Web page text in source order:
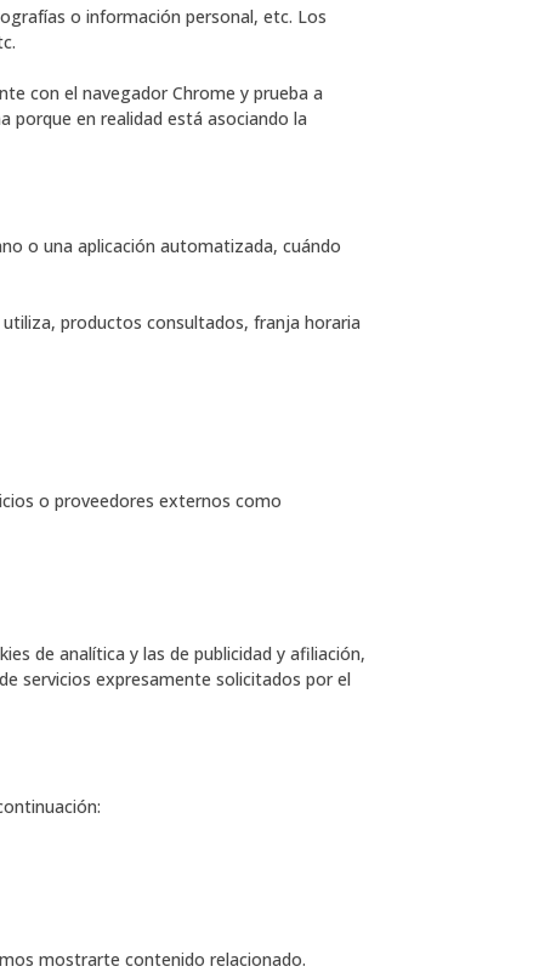
o información personal, etc. Los
con el navegador Chrome y prueba a
porque en realidad está asociando la
o una aplicación automatizada, cuándo
productos consultados, franja horaria
o proveedores externos como
de analítica y las de publicidad y afiliación,
servicios expresamente solicitados por el
mostrarte contenido relacionado.